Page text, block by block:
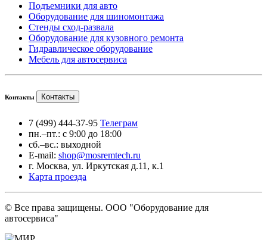
Подъемники для авто
Оборудование для шиномонтажа
Стенды сход-развала
Оборудование для кузовного ремонта
Гидравлическое оборудование
Мебель для автосервиса
Контакты Контакты
7 (499) 444-37-95 Телеграм
пн.–пт.: с 9:00 до 18:00
сб.–вс.: выходной
E-mail: shop@mosremtech.ru
г. Москва, ул. Иркутская д.11, к.1
Карта проезда
© Все права защищены. ООО "Оборудование для
автосервиса"